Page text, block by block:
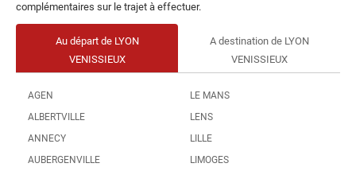
complémentaires sur le trajet à effectuer.
Au départ de LYON
VENISSIEUX
A destination de LYON
VENISSIEUX
AGEN
ALBERTVILLE
ANNECY
AUBERGENVILLE
LE MANS
LENS
LILLE
LIMOGES